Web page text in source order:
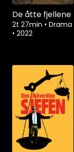
De åtte fjellene
2t 27min • Drama
• 2022